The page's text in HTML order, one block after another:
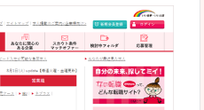
されます！（他社求人サイトは週
時給が瞬時にわかります。アルバ
て、逆に絞り込みに悩んだり、迷